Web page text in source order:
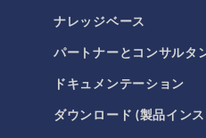
ナレッジベース
パートナーとコンサルタ
ドキュメンテーション
ダウンロード (製品イン